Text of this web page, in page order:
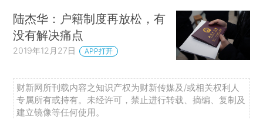
陆杰华：户籍制度再放松，有
没有解决痛点
2019年12月27日 APP打开
财新网所刊载内容之知识产权为财新传媒及/或相关权利人
专属所有或持有。未经许可，禁止进行转载、摘编、复制及
建立镜像等任何使用。